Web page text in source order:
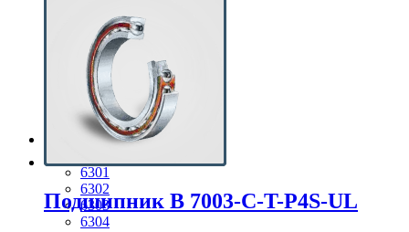
6204
6205
6206
6207
6208
6209
6210
Серия 63..
6301
6302
6303
6304
Подшипник B 7003-С-T-P4S-UL